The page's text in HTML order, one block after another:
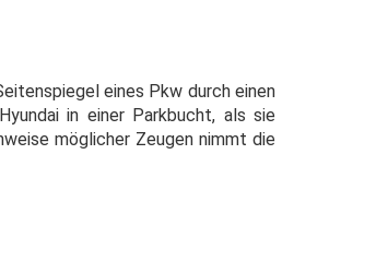
eines Pkw durch einen
in einer Parkbucht, als sie
möglicher Zeugen nimmt die